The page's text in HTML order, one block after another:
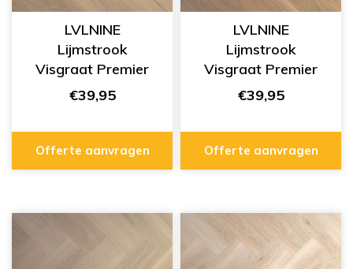
LVLNINE
Lijmstrook
Visgraat Premier
Dusted Warmth
€39,95
Offerte aanvragen
LVLNINE
Lijmstrook
Visgraat Premier
Bare Sand
€39,95
Offerte aanvragen